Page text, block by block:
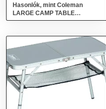
Hasonlók, mint Coleman
LARGE CAMP TABLE
Nagyméretű kempingasztal,